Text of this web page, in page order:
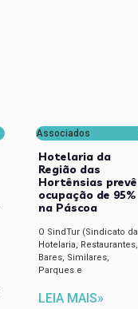
Associados
Hotelaria da
Região das
Hortênsias prevê
ocupação de 95%
na Páscoa
O SindTur (Sindicato da
Hotelaria, Restaurantes,
Bares, Similares,
Parques e
LEIA MAIS»